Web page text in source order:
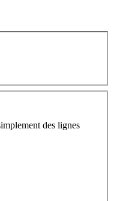
des lignes